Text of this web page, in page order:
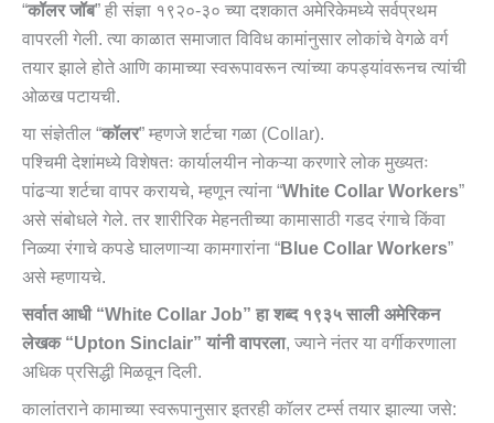
“कॉलर जॉब” ही संज्ञा १९२०-३० च्या दशकात अमेरिकेमध्ये सर्वप्रथम
वापरली गेली. त्या काळात समाजात विविध कामांनुसार लोकांचे वेगळे वर्ग
तयार झाले होते आणि कामाच्या स्वरूपावरून त्यांच्या कपड्यांवरूनच त्यांची
ओळख पटायची.
या संज्ञेतील “कॉलर” म्हणजे शर्टचा गळा (collar).
पश्चिमी देशांमध्ये विशेषतः कार्यालयीन नोकऱ्या करणारे लोक मुख्यतः
पांढऱ्या शर्टचा वापर करायचे, म्हणून त्यांना “White Collar Workers”
असे संबोधले गेले. तर शारीरिक मेहनतीच्या कामासाठी गडद रंगाचे किंवा
निळ्या रंगाचे कपडे घालणाऱ्या कामगारांना “Blue Collar Workers”
असे म्हणायचे.
सर्वात आधी “White Collar Job” हा शब्द १९३५ साली अमेरिकन
लेखक “Upton Sinclair” यांनी वापरला, ज्याने नंतर या वर्गीकरणाला
अधिक प्रसिद्धी मिळवून दिली.
कालांतराने कामाच्या स्वरूपानुसार इतरही कॉलर टर्म्स तयार झाल्या जसे: